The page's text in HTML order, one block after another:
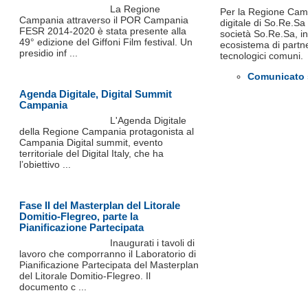
Per la Regione
digitale di
società So.Re.Sa,
ecosistema di
tecnologici comuni.
Comunicato
La Regione
Campania attraverso il POR Campania
FESR 2014-2020 è stata presente alla
49° edizione del Giffoni Film festival. Un
presidio inf ...
Agenda Digitale, Digital Summit
Campania
L'Agenda Digitale
della Regione Campania protagonista al
Campania Digital summit, evento
territoriale del Digital Italy, che ha
l’obiettivo ...
Fase II del Masterplan del Litorale
Domitio-Flegreo, parte la
Pianificazione Partecipata
Inaugurati i tavoli di
lavoro che comporranno il Laboratorio di
Pianificazione Partecipata del Masterplan
del Litorale Domitio-Flegreo. Il
documento c ...